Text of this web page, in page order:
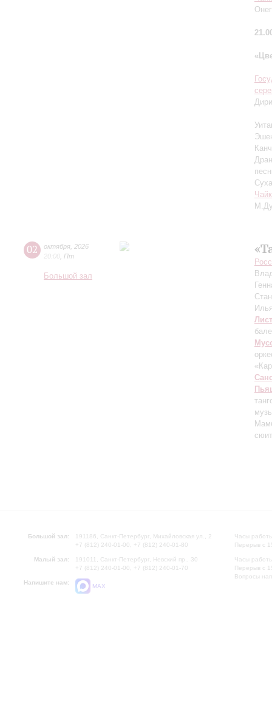
02 октября 2026
20:00 Пт
Большой зал
Лист
Большой зал:
191186, Санкт-Петербург, Михайловская ул., 2
+7 (812) 240-01-00, +7 (812) 240-01-80
Малый зал:
191011, Санкт-Петербург, Невский пр., 30
+7 (812) 240-01-00, +7 (812) 240-01-70
Напишите нам:
MAX
Часы
Перерыв с
Часы
Перерыв с
Вопросы